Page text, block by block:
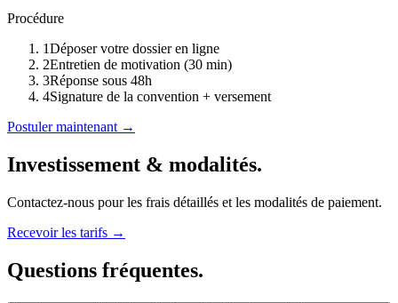
Procédure
1Déposer votre dossier en ligne
2Entretien de motivation (30 min)
3Réponse sous 48h
4Signature de la convention + versement
Postuler maintenant →
Investissement & modalités.
Contactez-nous pour les frais détaillés et les modalités de paiement.
Recevoir les tarifs →
Questions fréquentes.